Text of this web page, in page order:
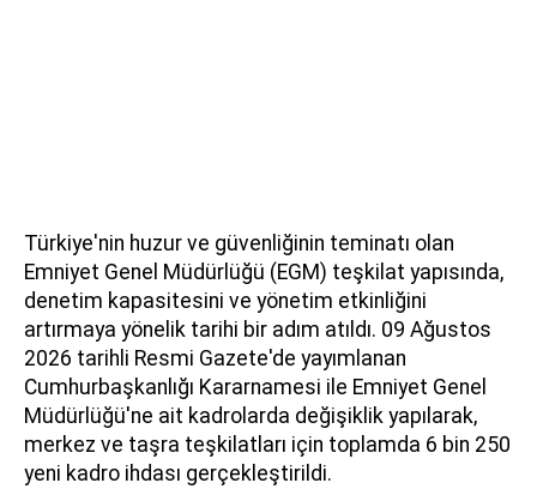
Türkiye'nin huzur ve güvenliğinin teminatı olan
Emniyet Genel Müdürlüğü (EGM) teşkilat yapısında,
denetim kapasitesini ve yönetim etkinliğini
artırmaya yönelik tarihi bir adım atıldı. 09 Ağustos
2026 tarihli Resmi Gazete'de yayımlanan
Cumhurbaşkanlığı Kararnamesi ile Emniyet Genel
Müdürlüğü'ne ait kadrolarda değişiklik yapılarak,
merkez ve taşra teşkilatları için toplamda 6 bin 250
yeni kadro ihdası gerçekleştirildi.